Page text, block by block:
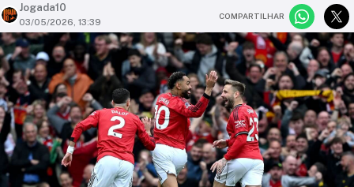
Jogada10
03/05/2026, 13:39
COMPARTILHAR